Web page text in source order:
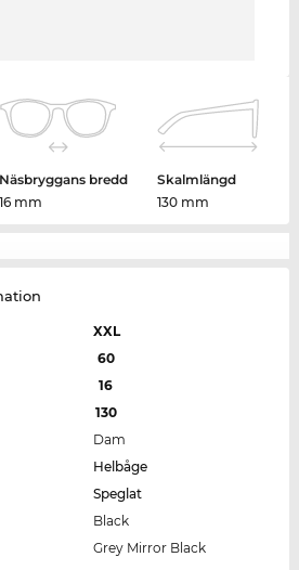
Näsbryggans bredd
16 mm
Skalmlängd
130 mm
XXL
60
16
130
Dam
Helbåge
Speglat
Black
Grey Mirror Black